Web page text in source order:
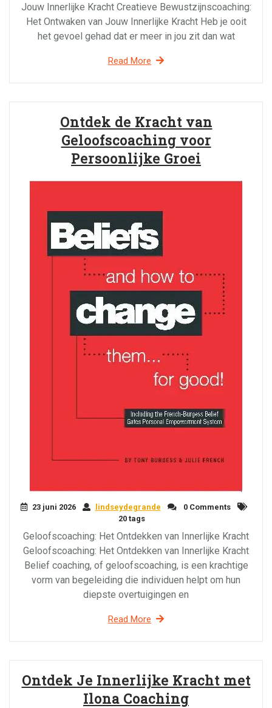
Jouw Innerlijke Kracht Creatieve Bewustzijnscoaching:
Het Ontwaken van Jouw Innerlijke Kracht Heb je ooit
het gevoel gehad dat er meer in jou zit dan wat
Read More
Ontdek de Kracht van
Geloofscoaching voor
Persoonlijke Groei
23 juni 2026 lindseydegrande
0 Comments
20 tags
Geloofscoaching: Het Ontdekken van Innerlijke Kracht
Geloofscoaching: Het Ontdekken van Innerlijke Kracht
Belief coaching, of geloofscoaching, is een krachtige
vorm van begeleiding die individuen helpt om hun
diepste overtuigingen en
Read More
Ontdek Je Innerlijke Kracht met
Ilona Coaching